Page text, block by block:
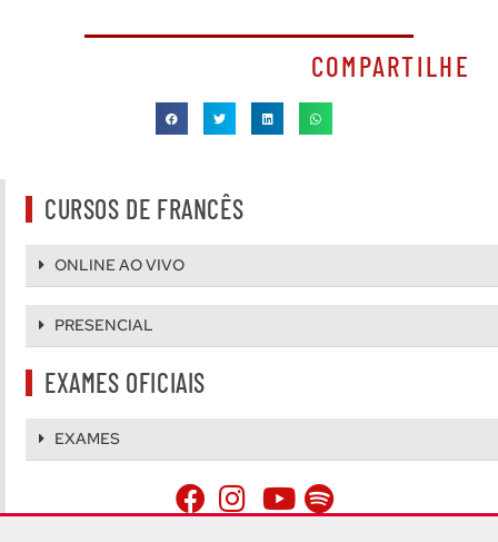
COMPARTILHE
CURSOS DE FRANCÊS
ONLINE AO VIVO
PRESENCIAL
EXAMES OFICIAIS
EXAMES